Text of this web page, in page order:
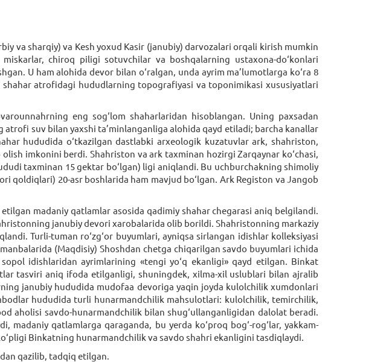
va sharqiy) va Kesh yoxud Kasir (janubiy) darvozalari orqali kirish mumkin
chiroq piligi sotuvchilar va boshqalarning ustaxona-do‘konlari
U ham alohida devor bilan o‘ralgan, unda ayrim ma’lumotlarga ko‘ra 8
atrofidagi hududlarning topografiyasi va toponimikasi xususiyatlari
eng sog‘lom shaharlaridan hisoblangan. Uning paxsadan
suv bilan yaxshi ta’minlanganliga alohida qayd etiladi; barcha kanallar
hududida o‘tkazilgan dastlabki arxeologik kuzatuvlar ark, shahriston,
imkonini berdi. Shahriston va ark taxminan hozirgi Zarqaynar ko‘chasi,
taxminan 15 gektar bo‘lgan) ligi aniqlandi. Bu uchburchakning shimoliy
20-asr boshlarida ham mavjud bo‘lgan. Ark Registon va Jangob
madaniy qatlamlar asosida qadimiy shahar chegarasi aniq belgilandi.
janubiy devori xarobalarida olib borildi. Shahristonning markaziy
Turli-tuman ro‘zg‘or buyumlari, ayniqsa sirlangan idishlar kolleksiyasi
(Maqdisiy) Shoshdan chetga chiqarilgan savdo buyumlari ichida
idishlaridan ayrimlarining «tengi yo‘q ekanligi» qayd etilgan. Binkat
tasviri aniq ifoda etilganligi, shuningdek, xilma-xil uslublari bilan ajralib
janubiy hududida mudofaa devoriga yaqin joyda kulolchilik xumdonlari
hududida turli hunarmandchilik mahsulotlari: kulolchilik, temirchilik,
aholisi savdo-hunarmandchilik bilan shug‘ullanganligidan dalolat beradi.
qatlamlarga qaraganda, bu yerda ko‘proq bog‘-rog‘lar, yakkam-
Binkatning hunarmandchilik va savdo shahri ekanligini tasdiqlaydi.
qazilib, tadqiq etilgan.